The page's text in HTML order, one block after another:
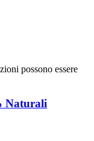
possono essere
Naturali